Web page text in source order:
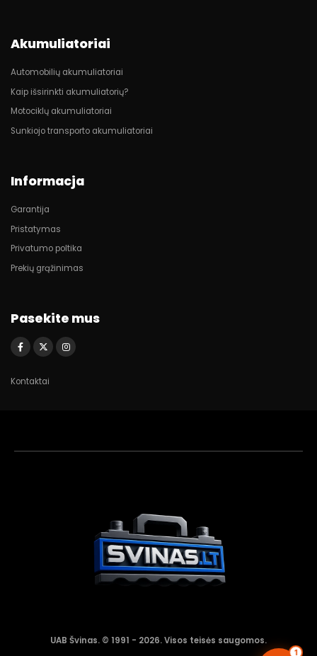
Akumuliatoriai
Automobilių akumuliatoriai
Kaip išsirinkti akumuliatorių?
Motociklų akumuliatoriai
Sunkiojo transporto akumuliatoriai
Informacja
Garantija
Pristatymas
Privatumo poltika
Prekių grąžinimas
Pasekite mus
Kontaktai
UAB Švinas. © 1991 - 2026. Visos teisės saugomos.
1
Akumuliatorių
asistentas
Aktyvus dabar